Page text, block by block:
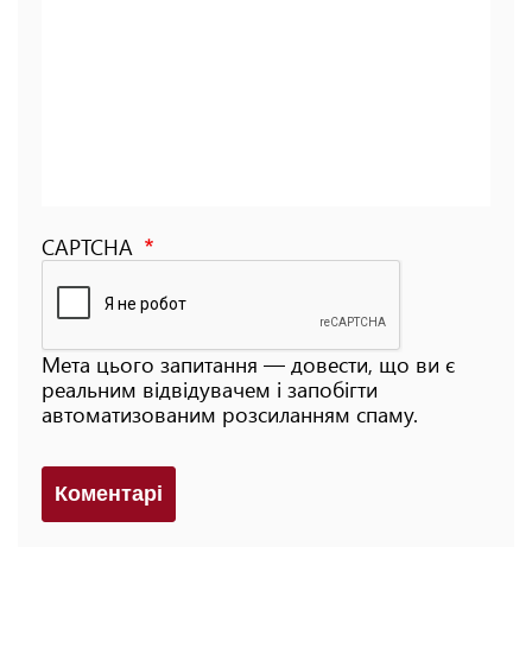
CAPTCHA
Мета цього запитання — довести, що ви є
реальним відвідувачем і запобігти
автоматизованим розсиланням спаму.
Коментарi